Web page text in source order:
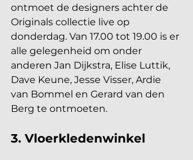
ontmoet de designers achter de
Originals collectie live op
donderdag. Van 17.00 tot 19.00 is er
alle gelegenheid om onder
anderen Jan Dijkstra, Elise Luttik,
Dave Keune, Jesse Visser, Ardie
van Bommel en Gerard van den
Berg te ontmoeten.
3. Vloerkledenwinkel